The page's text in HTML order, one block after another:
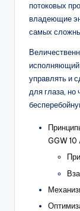
потоковых
владеющие
самых
исполняющий
управлять и
для глаза, но
GGW